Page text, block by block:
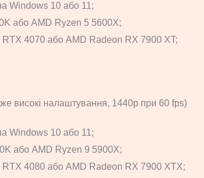
Windows 10 або 11;
або AMD Ryzen 5 5600X;
RTX 4070 або AMD Radeon RX 7900 XT;
високі налаштування, 1440p при 60 fps)
Windows 10 або 11;
або AMD Ryzen 9 5900X;
RTX 4080 або AMD Radeon RX 7900 XTX;